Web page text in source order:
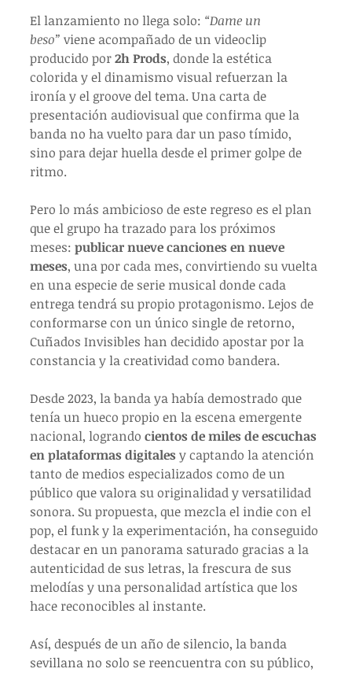
El lanzamiento no llega solo: “Dame un
beso” viene acompañado de un videoclip
producido por 2h Prods, donde la estética
colorida y el dinamismo visual refuerzan la
ironía y el groove del tema. Una carta de
presentación audiovisual que confirma que la
banda no ha vuelto para dar un paso tímido,
sino para dejar huella desde el primer golpe de
ritmo.
Pero lo más ambicioso de este regreso es el plan
que el grupo ha trazado para los próximos
meses: publicar nueve canciones en nueve
meses, una por cada mes, convirtiendo su vuelta
en una especie de serie musical donde cada
entrega tendrá su propio protagonismo. Lejos de
conformarse con un único single de retorno,
Cuñados Invisibles han decidido apostar por la
constancia y la creatividad como bandera.
Desde 2023, la banda ya había demostrado que
tenía un hueco propio en la escena emergente
nacional, logrando cientos de miles de escuchas
en plataformas digitales y captando la atención
tanto de medios especializados como de un
público que valora su originalidad y versatilidad
sonora. Su propuesta, que mezcla el indie con el
pop, el funk y la experimentación, ha conseguido
destacar en un panorama saturado gracias a la
autenticidad de sus letras, la frescura de sus
melodías y una personalidad artística que los
hace reconocibles al instante.
Así, después de un año de silencio, la banda
sevillana no solo se reencuentra con su público,